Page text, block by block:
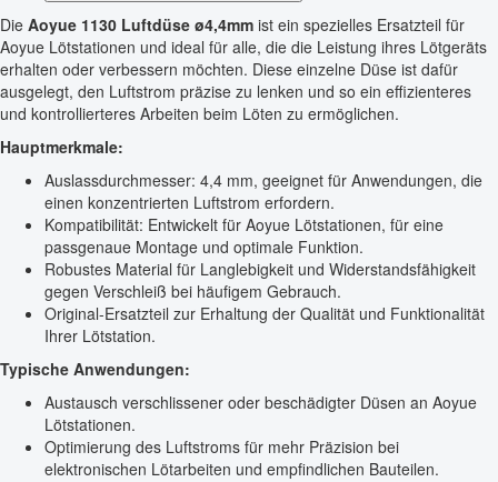
Die Aoyue 1130 Luftdüse ø4,4mm ist ein spezielles Ersatzteil für
Aoyue Lötstationen und ideal für alle, die die Leistung ihres Lötgeräts
erhalten oder verbessern möchten. Diese einzelne Düse ist dafür
ausgelegt, den Luftstrom präzise zu lenken und so ein effizienteres
und kontrollierteres Arbeiten beim Löten zu ermöglichen.
Hauptmerkmale:
Auslassdurchmesser: 4,4 mm, geeignet für Anwendungen, die
einen konzentrierten Luftstrom erfordern.
Kompatibilität: Entwickelt für Aoyue Lötstationen, für eine
passgenaue Montage und optimale Funktion.
Robustes Material für Langlebigkeit und Widerstandsfähigkeit
gegen Verschleiß bei häufigem Gebrauch.
Original-Ersatzteil zur Erhaltung der Qualität und Funktionalität
Ihrer Lötstation.
Typische Anwendungen:
Austausch verschlissener oder beschädigter Düsen an Aoyue
Lötstationen.
Optimierung des Luftstroms für mehr Präzision bei
elektronischen Lötarbeiten und empfindlichen Bauteilen.